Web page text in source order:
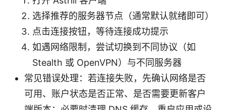
选择推荐的服务器节点（通常默认就绪即可）
点击连接按钮，等待连接成功提示
如遇网络限制，尝试切换到不同协议（如
Stealth 或 OpenVPN）与不同服务器
常见错误处理：若连接失败，先确认网络是否
可用、账户状态是否正常、是否需要更新客户